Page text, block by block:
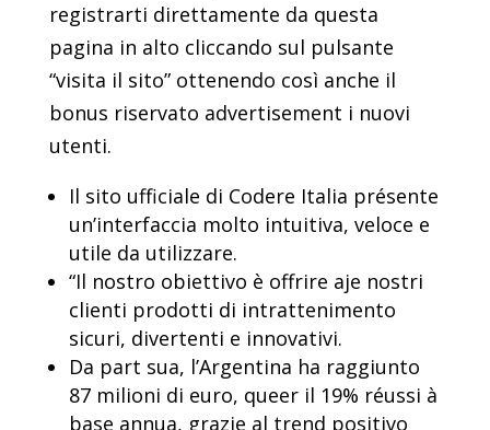
registrarti direttamente da questa
pagina in alto cliccando sul pulsante
“visita il sito” ottenendo così anche il
bonus riservato advertisement i nuovi
utenti.
Il sito ufficiale di Codere Italia présente
un’interfaccia molto intuitiva, veloce e
utile da utilizzare.
“Il nostro obiettivo è offrire aje nostri
clienti prodotti di intrattenimento
sicuri, divertenti e innovativi.
Da part sua, l’Argentina ha raggiunto
87 milioni di euro, queer il 19% réussi à
base annua, grazie al trend positivo